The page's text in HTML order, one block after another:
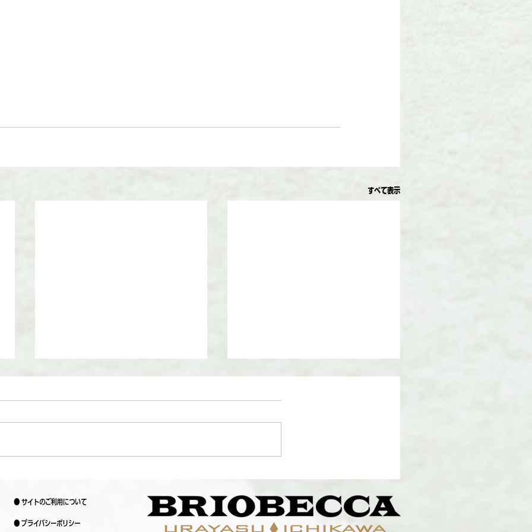
すべて表示
へ！！
サマー短期スクール2026
● サイトのご利用について
● プライバシーポリシー